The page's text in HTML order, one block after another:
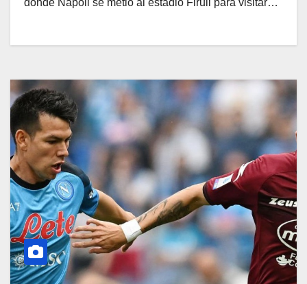
donde Napoli se metió al estadio Firuli para visitar…